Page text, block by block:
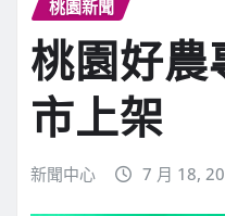
桃園新聞
桃園好農
市上架
新聞中心 7 月 18,